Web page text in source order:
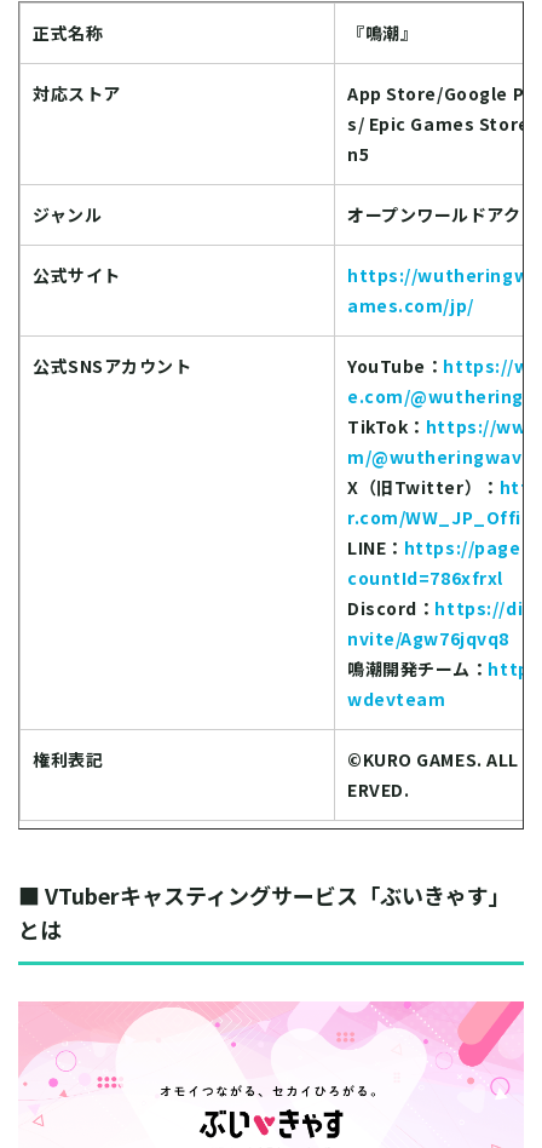
正式名称 『鳴潮』
対応ストア
App Store/Google
s/ Epic Games
n5
ジャンル オープンワールドアク
公式サイト
https://
ames.com/jp/
公式SNSアカウント YouTube： https://
e.com/
TikTok： https://
m/
X（旧Twitter）：
r.com/
LINE： https://
countId=786xfrxl
Discord： https://
nvite/Agw76jqvq8
鳴潮開発チーム：
wdevteam
権利表記
©KURO GAMES. ALL
ERVED.
■ VTuberキャスティングサービス「ぶいきゃす」
とは